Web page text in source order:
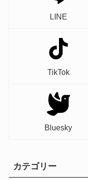
LINE
TikTok
Bluesky
カテゴリー